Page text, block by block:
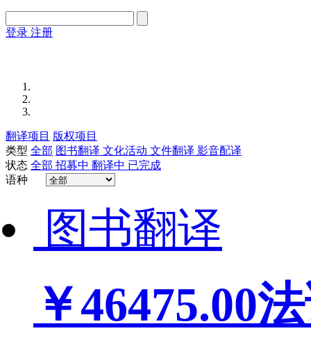
登录 注册
翻译项目 版权项目
类型 全部 图书翻译 文化活动 文件翻译 影音配译
状态 全部 招募中 翻译中 已完成
语种
图书翻译
￥46475.00